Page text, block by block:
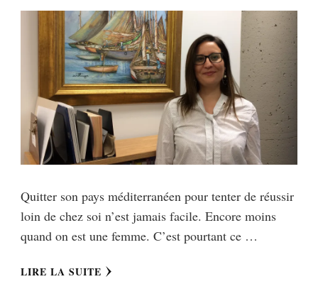
Quitter son pays méditerranéen pour tenter de réussir
loin de chez soi n’est jamais facile. Encore moins
quand on est une femme. C’est pourtant ce …
LIRE LA SUITE